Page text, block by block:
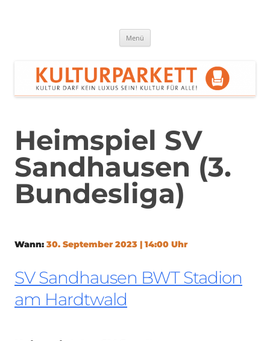
Menü
Heimspiel SV
Sandhausen (3.
Bundesliga)
Wann: 30. September 2023 | 14:00 Uhr
SV Sandhausen BWT Stadion
am Hardtwald